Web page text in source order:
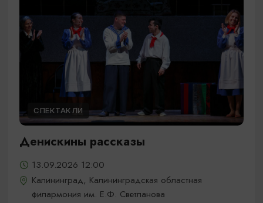
СПЕКТАКЛИ
Денискины рассказы
13.09.2026 12:00
Калининград, Калининградская областная
филармония им. Е.Ф. Светланова